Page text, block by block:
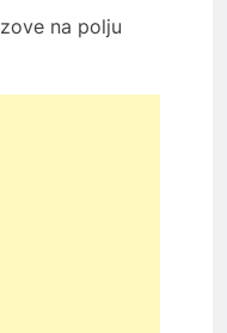
na polju